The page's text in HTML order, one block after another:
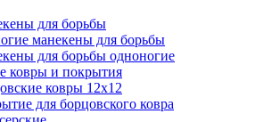
для борьбы
манекены для борьбы
для борьбы одноногие
ковры и покрытия
ковры 12х12
для борцовского ковра